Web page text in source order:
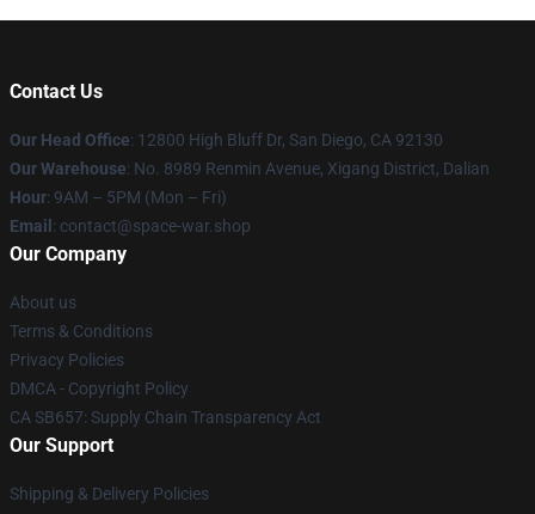
Contact Us
Our Head Office: 12800 High Bluff Dr, San Diego, CA 92130
Our Warehouse: No. 8989 Renmin Avenue, Xigang District, Dalian
Hour: 9AM – 5PM (Mon – Fri)
Email : contact@space-war.shop
Our Company
About us
Terms & Conditions
Privacy Policies
DMCA - Copyright Policy
CA SB657: Supply Chain Transparency Act
Our Support
Shipping & Delivery Policies